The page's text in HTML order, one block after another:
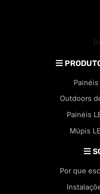
Outdoors
Painéis
Múpis
Por que